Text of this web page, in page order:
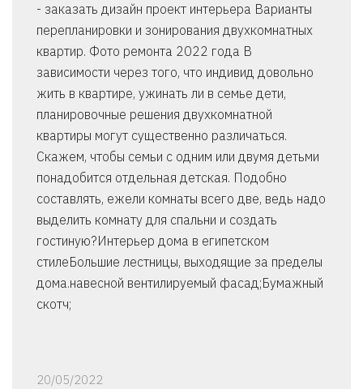
- заказать дизайн проект интерьера Варианты
перепланировки и зонирования двухкомнатных
квартир. Фото ремонта 2022 года В
зависимости через того, что индивид довольно
жить в квартире, ужинать ли в семье дети,
планировочные решения двухкомнатной
квартиры могут существенно различаться.
Скажем, чтобы семьи с одним или двумя детьми
понадобится отдельная детская. Подобно
составлять, ежели комнаты всего две, ведь надо
выделить комнату для спальни и создать
гостиную?Интерьер дома в египетском
стилеБольшие лестницы, выходящие за пределы
дома.навесной вентилируемый фасад;Бумажный
скотч;
20/05/2022